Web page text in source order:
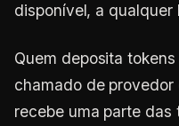
disponível, a qualquer
Quem deposita
chamado de
recebe uma parte